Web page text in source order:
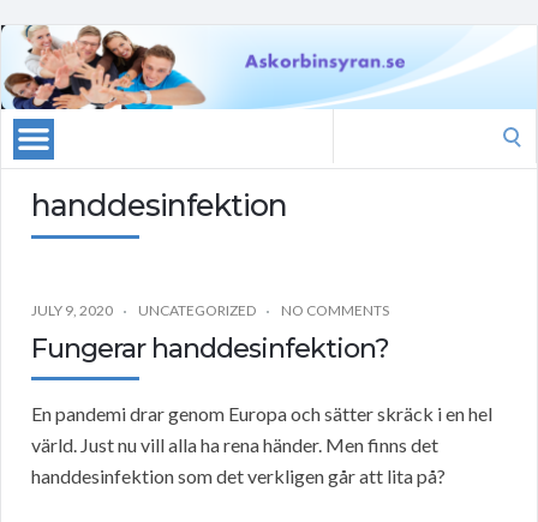
handdesinfektion
JULY 9, 2020 UNCATEGORIZED NO COMMENTS
Fungerar handdesinfektion?
En pandemi drar genom Europa och sätter skräck i en hel
värld. Just nu vill alla ha rena händer. Men finns det
handdesinfektion som det verkligen går att lita på?